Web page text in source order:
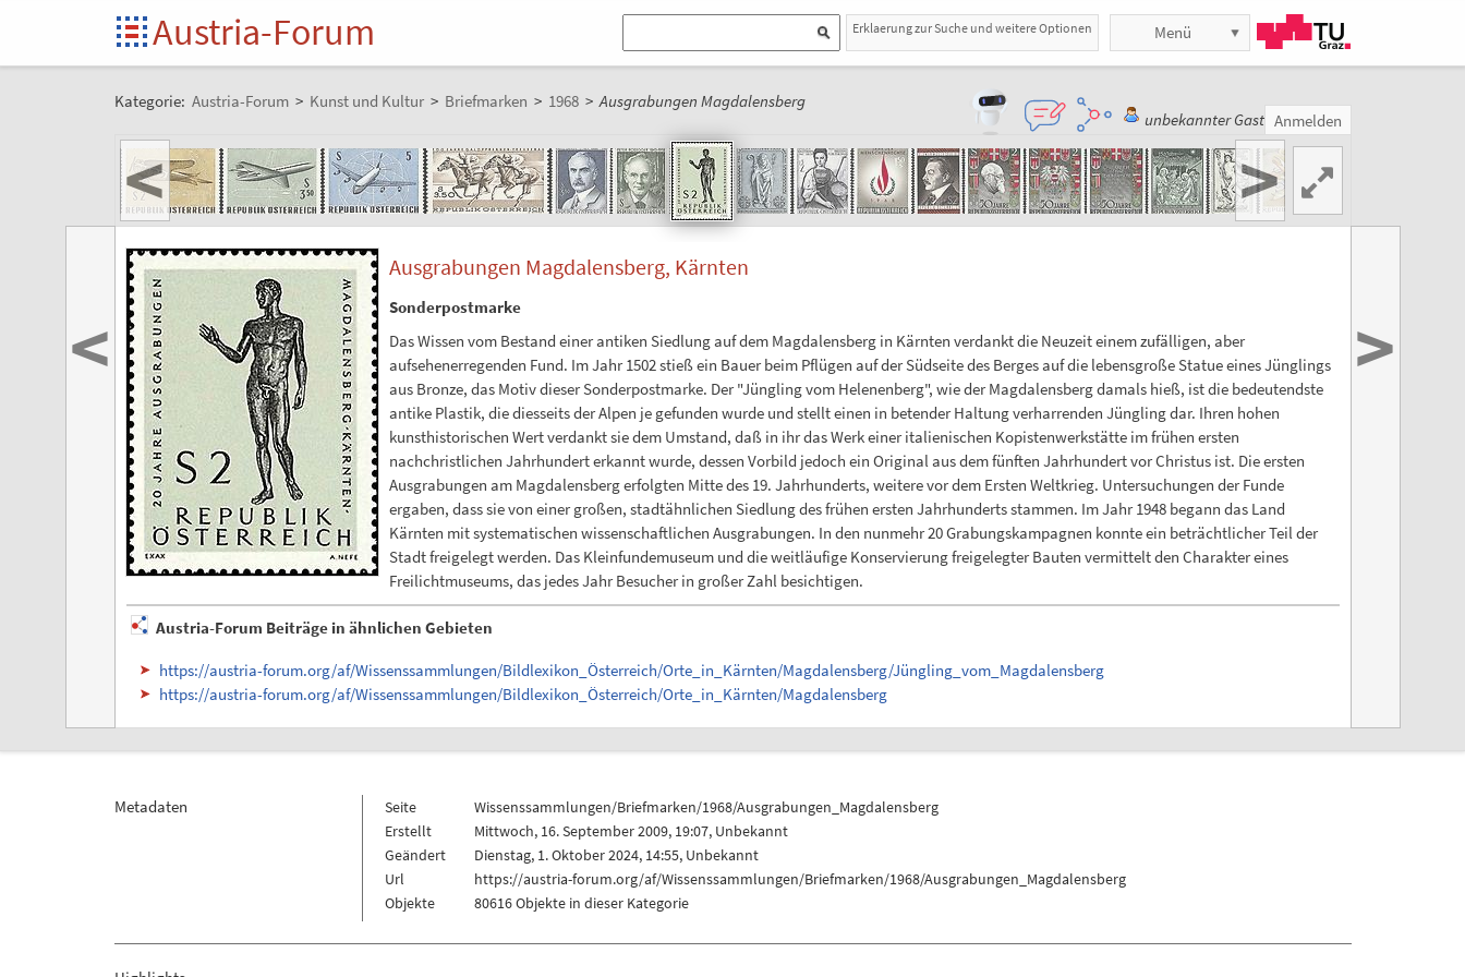
Austria-Forum Erklaerung zur Suche und weitere Optionen Menü
Kategorie: Austria-Forum > Kunst und Kultur > Briefmarken > 1968 > Ausgrabungen Magdalensberg
unbekannter Gast Anmelden
< >
Ausgrabungen Magdalensberg, Kärnten
Sonderpostmarke
Das Wissen vom Bestand einer antiken Siedlung auf dem Magdalensberg in Kärnten verdankt die Neuzeit einem zufälligen, aber
aufsehenerregenden Fund. Im Jahr 1502 stieß ein Bauer beim Pflügen auf der Südseite des Berges auf die lebensgroße Statue eines Jünglings
aus Bronze, das Motiv dieser Sonderpostmarke. Der "Jüngling vom Helenenberg", wie der Magdalensberg damals hieß, ist die bedeutendste
antike Plastik, die diesseits der Alpen je gefunden wurde und stellt einen in betender Haltung verharrenden Jüngling dar. Ihren hohen
kunsthistorischen Wert verdankt sie dem Umstand, daß in ihr das Werk einer italienischen Kopistenwerkstätte im frühen ersten
nachchristlichen Jahrhundert erkannt wurde, dessen Vorbild jedoch ein Original aus dem fünften Jahrhundert vor Christus ist. Die ersten
Ausgrabungen am Magdalensberg erfolgten Mitte des 19. Jahrhunderts, weitere vor dem Ersten Weltkrieg. Untersuchungen der Funde
ergaben, dass sie von einer großen, stadtähnlichen Siedlung des frühen ersten Jahrhunderts stammen. Im Jahr 1948 begann das Land
Kärnten mit systematischen wissenschaftlichen Ausgrabungen. In den nunmehr 20 Grabungskampagnen konnte ein beträchtlicher Teil der
Stadt freigelegt werden. Das Kleinfundemuseum und die weitläufige Konservierung freigelegter Bauten vermittelt den Charakter eines
Freilichtmuseums, das jedes Jahr Besucher in großer Zahl besichtigen.
Austria-Forum Beiträge in ähnlichen Gebieten
https://austria-forum.org/af/Wissenssammlungen/Bildlexikon_Österreich/Orte_in_Kärnten/Magdalensberg/Jüngling_vom_Magdalensberg
https://austria-forum.org/af/Wissenssammlungen/Bildlexikon_Österreich/Orte_in_Kärnten/Magdalensberg
< >
Metadaten Seite
Wissenssammlungen/Briefmarken/1968/Ausgrabungen_Magdalensberg
Erstellt
Mittwoch, 16. September 2009, 19:07, Unbekannt
Geändert
Dienstag, 1. Oktober 2024, 14:55, Unbekannt
Url
https://austria-forum.org/af/Wissenssammlungen/Briefmarken/1968/Ausgrabungen_Magdalensberg
Objekte
80616 Objekte in dieser Kategorie